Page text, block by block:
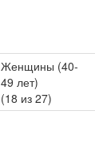
Женщины (40-
49 лет)
(18 из 27)